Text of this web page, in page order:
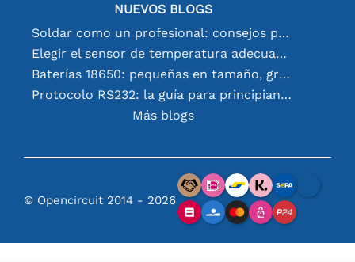
NUEVOS BLOGS
Soldar como un profesional: consejos para conexiones electrónicas perfectas
Elegir el sensor de temperatura adecuado [youtube]
Baterías 18650: pequeñas en tamaño, grandes en rendimiento
Protocolo RS232: la guía para principiantes
Más blogs
© Opencircuit 2014 - 2026